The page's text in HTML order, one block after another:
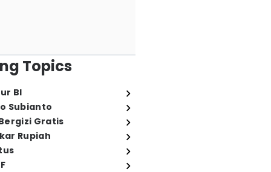
Topics
BI
Subianto
Gratis
Rupiah